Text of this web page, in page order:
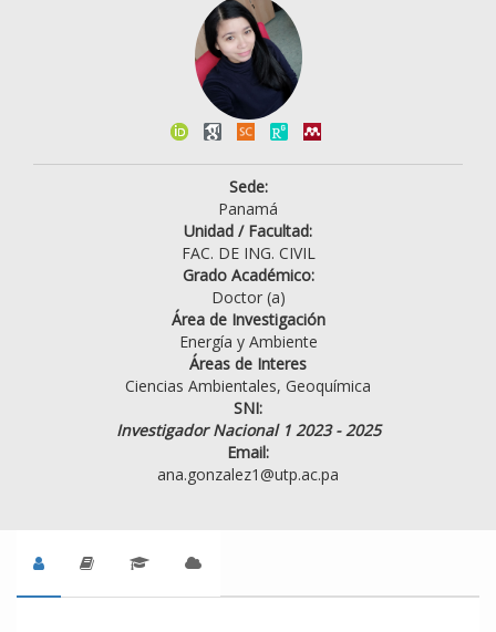
Sede:
Panamá
Unidad / Facultad:
FAC. DE ING. CIVIL
Grado Académico:
Doctor (a)
Área de Investigación
Energía y Ambiente
Áreas de Interes
Ciencias Ambientales, Geoquímica
SNI:
Investigador Nacional 1 2023 - 2025
Email:
ana.gonzalez1@utp.ac.pa